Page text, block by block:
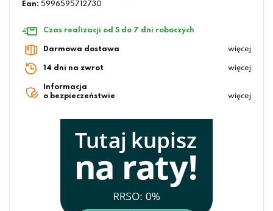
Ean: 5996595712730
Czas realizacji od 5 do 7 dni roboczych
Darmowa dostawa więcej
14 dni na zwrot więcej
Informacja
o bezpieczeństwie
więcej